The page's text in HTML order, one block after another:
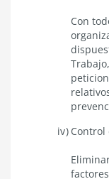
Con
Control